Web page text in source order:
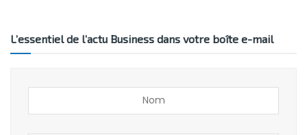
L’essentiel de l’actu Business dans votre boîte e-mail